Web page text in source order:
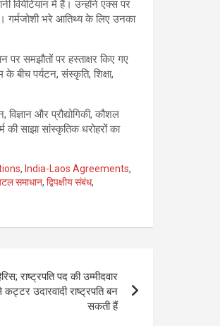
वियेंटियान में हैं। उन्होंने एक्स पर
गर्मजोशी भरे आतिथ्य के लिए उनका
समझौतों पर हस्ताक्षर किए गए
बीच पर्यटन, संस्कृति, शिक्षा,
और प्रौद्योगिकी, कौशल
की साझा सांस्कृतिक धरोहरों का
, India-Laos Agreements,
समाधान, द्विपक्षीय संबंध,
राष्ट्रपति पद की उम्मीदवार
उदारवादी राष्ट्रपति बन
सकती हैं